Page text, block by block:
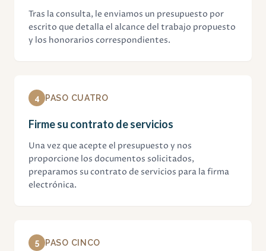
Tras la consulta, le enviamos un presupuesto por
escrito que detalla el alcance del trabajo propuesto
y los honorarios correspondientes.
4 PASO CUATRO
Firme su contrato de servicios
Una vez que acepte el presupuesto y nos
proporcione los documentos solicitados,
preparamos su contrato de servicios para la firma
electrónica.
5 PASO CINCO